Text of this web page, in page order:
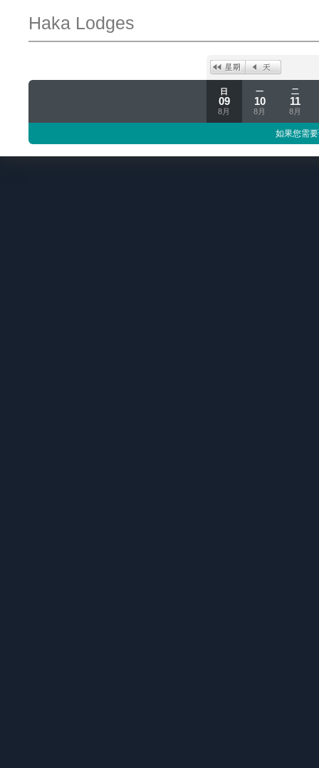
Haka Lodges
日
09
8月
一
10
8月
二
11
8月
如果您需